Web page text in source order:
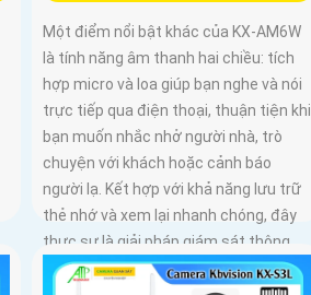
Một điểm nổi bật khác của KX‑AM6W
là tính năng âm thanh hai chiều: tích
hợp micro và loa giúp bạn nghe và nói
trực tiếp qua điện thoại, thuận tiện khi
bạn muốn nhắc nhở người nhà, trò
chuyện với khách hoặc cảnh báo
người lạ. Kết hợp với khả năng lưu trữ
thẻ nhớ và xem lại nhanh chóng, đây
thực sự là giải pháp giám sát thông
minh, gọn nhẹ mà vô cùng hiệu quả